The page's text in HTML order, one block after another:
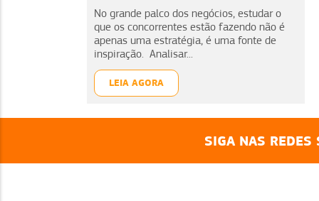
No grande palco dos negócios, estudar o
que os concorrentes estão fazendo não é
apenas uma estratégia, é uma fonte de
inspiração. Analisar...
LEIA AGORA
SIGA NAS REDES